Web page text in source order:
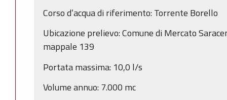
Corso d’acqua di riferimento: Torrente Borello
Ubicazione prelievo: Comune di Mercato
mappale 139
Portata massima: 10,0 l/s
Volume annuo: 7.000 mc